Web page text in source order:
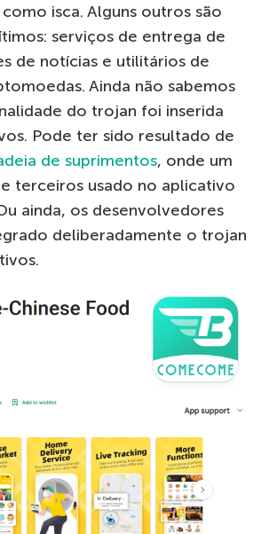
isca. Alguns outros são
serviços de entrega de
de notícias e utilitários de
Ainda não sabemos
do trojan foi inserida
Pode ter sido resultado de
de suprimentos, onde um
terceiros usado no aplicativo
ainda, os desenvolvedores
deliberadamente o trojan